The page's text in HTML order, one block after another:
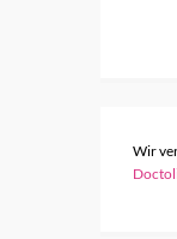
Wir